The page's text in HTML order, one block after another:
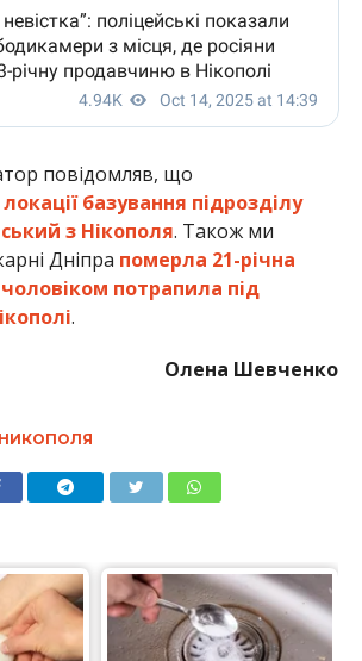
Олена Шевченко